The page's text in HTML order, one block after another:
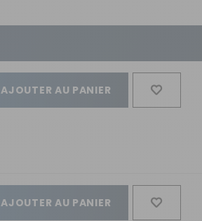
AJOUTER AU PANIER
AJOUTER AU PANIER